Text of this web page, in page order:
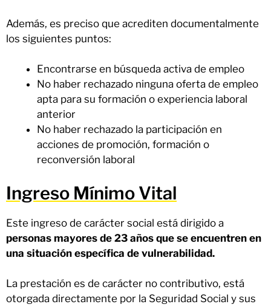
Además, es preciso que acrediten documentalmente
los siguientes puntos:
Encontrarse en búsqueda activa de empleo
No haber rechazado ninguna oferta de empleo
apta para su formación o experiencia laboral
anterior
No haber rechazado la participación en
acciones de promoción, formación o
reconversión laboral
Ingreso Mínimo Vital
Este ingreso de carácter social está dirigido a
personas mayores de 23 años que se encuentren en
una situación específica de vulnerabilidad.
La prestación es de carácter no contributivo, está
otorgada directamente por la Seguridad Social y sus